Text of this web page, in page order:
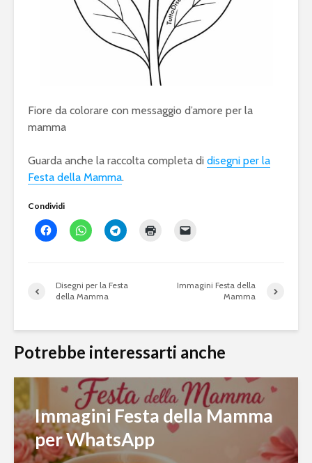
Fiore da colorare con messaggio d’amore per la
mamma
Guarda anche la raccolta completa di disegni per la
Festa della Mamma.
Condividi
Disegni per la Festa
della Mamma
Immagini Festa della
Mamma
Potrebbe interessarti anche
Immagini Festa della Mamma
per WhatsApp